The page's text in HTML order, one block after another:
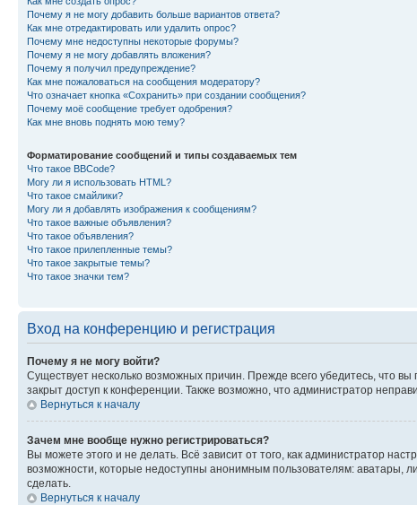
Почему я не могу добавить больше вариантов ответа?
Как мне отредактировать или удалить опрос?
Почему мне недоступны некоторые форумы?
Почему я не могу добавлять вложения?
Почему я получил предупреждение?
Как мне пожаловаться на сообщения модератору?
Что означает кнопка «Сохранить» при создании сообщения?
Почему моё сообщение требует одобрения?
Как мне вновь поднять мою тему?
Форматирование сообщений и типы создаваемых тем
Что такое BBCode?
Могу ли я использовать HTML?
Что такое смайлики?
Могу ли я добавлять изображения к сообщениям?
Что такое важные объявления?
Что такое объявления?
Что такое прилепленные темы?
Что такое закрытые темы?
Что такое значки тем?
Вход на конференцию и регистрация
Почему я не могу войти?
Существует несколько возможных причин. Прежде всего убедитесь, что
закрыт доступ к конференции. Также возможно, что администратор
Вернуться к началу
Зачем мне вообще нужно регистрироваться?
Вы можете этого и не делать. Всё зависит от того, как администратор
возможности, которые недоступны анонимным пользователям: аватары,
сделать.
Вернуться к началу